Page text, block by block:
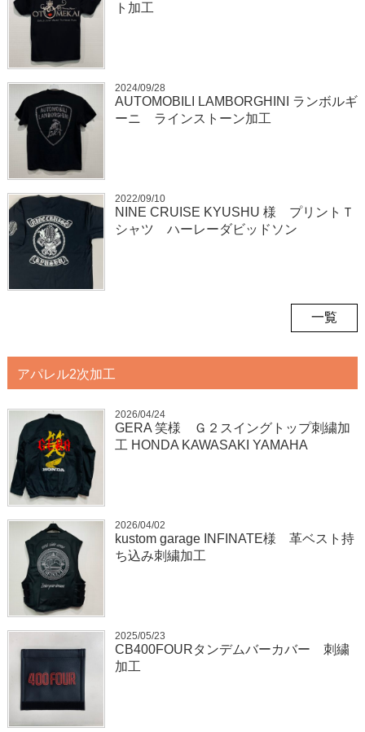
ト加工
2024/09/28
AUTOMOBILI LAMBORGHINI ランボルギ
ーニ ラインストーン加工
2022/09/10
NINE CRUISE KYUSHU 様 プリントＴ
シャツ ハーレーダビッドソン
一覧
アパレル2次加工
2026/04/24
GERA 笑様 Ｇ２スイングトップ刺繍加
工 HONDA KAWASAKI YAMAHA
2026/04/02
kustom garage INFINATE様 革ベスト持
ち込み刺繍加工
2025/05/23
CB400FOURタンデムバーカバー 刺繍
加工